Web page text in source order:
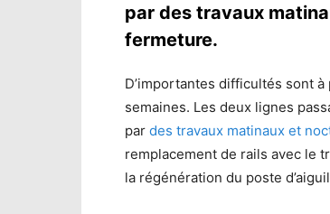
par des travaux
fermeture.
D’importantes difficultés sont
semaines. Les deux lignes
par des travaux matinaux et
remplacement de rails avec le
la régénération du poste